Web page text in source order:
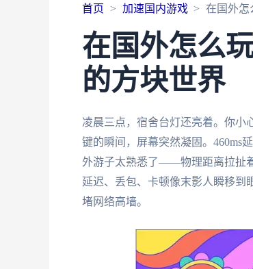
首页 加速国内游戏 在国外怎
在国外怎么
的方块世界
凌晨三点，宿舍台灯还亮着。你小
键的瞬间，屏幕突然凝固。460ms
外游子太熟悉了——物理距离拉扯
延迟、丢包、卡顿像末影人瞬移到
堵网络高墙。